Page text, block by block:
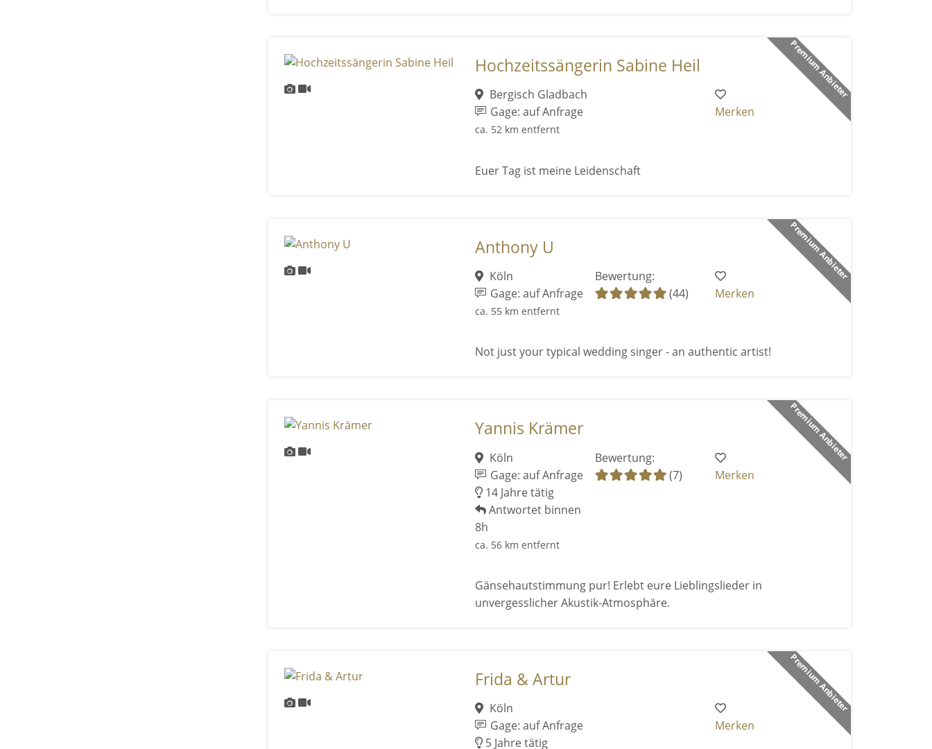
Premium Anbieter
Hochzeitssängerin Sabine Heil
Bergisch Gladbach
Gage: auf Anfrage
ca. 52 km entfernt
Merken
Euer Tag ist meine Leidenschaft
Premium Anbieter
Anthony U
Köln
Gage: auf Anfrage
ca. 55 km entfernt
Bewertung:
(44)
Merken
Not just your typical wedding singer - an authentic artist!
Premium Anbieter
Yannis Krämer
Köln
Gage: auf Anfrage
14 Jahre tätig
Antwortet binnen
8h
ca. 56 km entfernt
Bewertung:
(7)
Merken
Gänsehautstimmung pur! Erlebt eure Lieblingslieder in
unvergesslicher Akustik-Atmosphäre.
Premium Anbieter
Frida & Artur
Köln
Gage: auf Anfrage
5 Jahre tätig
Merken